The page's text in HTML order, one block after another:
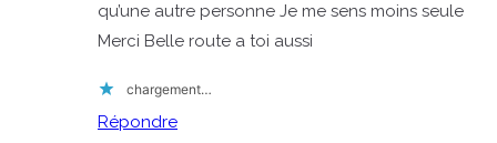
qu’une autre personne Je me sens moins seule
Merci Belle route a toi aussi
chargement…
Répondre